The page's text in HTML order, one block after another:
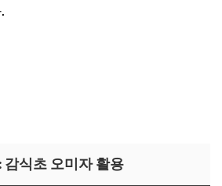
감식초 오미자 활용